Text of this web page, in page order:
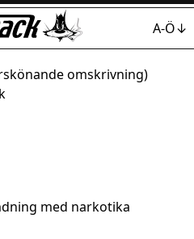
A-Ö↓
omskrivning)
med narkotika